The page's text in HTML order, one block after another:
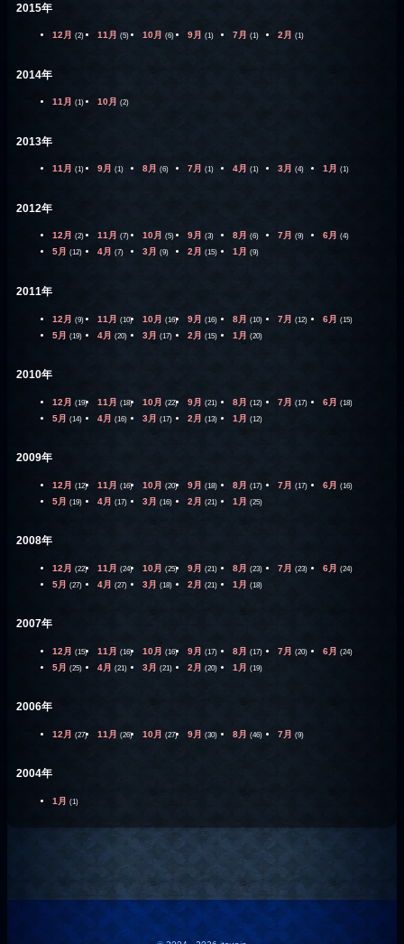
2015年
12月 (2) 11月 (5) 10月 (6) 9月 (1) 7月 (1) 2月 (1)
2014年
11月 (1) 10月 (2)
2013年
11月 (1) 9月 (1) 8月 (6) 7月 (1) 4月 (1) 3月 (4) 1月 (1)
2012年
12月 (2) 11月 (7) 10月 (5) 9月 (3) 8月 (6) 7月 (9) 6月 (4)
5月 (12) 4月 (7) 3月 (9) 2月 (15) 1月 (9)
2011年
12月 (9) 11月 (10) 10月 (16) 9月 (16) 8月 (10) 7月 (12) 6月 (15)
5月 (19) 4月 (20) 3月 (17) 2月 (15) 1月 (20)
2010年
12月 (19) 11月 (18) 10月 (22) 9月 (21) 8月 (12) 7月 (17) 6月 (18)
5月 (14) 4月 (16) 3月 (17) 2月 (13) 1月 (12)
2009年
12月 (12) 11月 (16) 10月 (20) 9月 (18) 8月 (17) 7月 (17) 6月 (16)
5月 (19) 4月 (17) 3月 (16) 2月 (21) 1月 (25)
2008年
12月 (22) 11月 (24) 10月 (25) 9月 (21) 8月 (23) 7月 (23) 6月 (24)
5月 (27) 4月 (27) 3月 (18) 2月 (21) 1月 (18)
2007年
12月 (15) 11月 (16) 10月 (16) 9月 (17) 8月 (17) 7月 (20) 6月 (24)
5月 (25) 4月 (21) 3月 (21) 2月 (20) 1月 (19)
2006年
12月 (27) 11月 (26) 10月 (27) 9月 (30) 8月 (46) 7月 (9)
2004年
1月 (1)